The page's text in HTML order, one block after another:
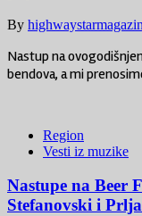
By
Nastup na
bendova, a mi
Region
Vesti iz muzike
Nastupe na Beer
Stefanovski i